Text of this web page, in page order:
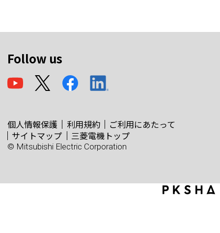
Follow us
個人情報保護 利用規約
ご利用にあたって
サイトマップ
三菱電機トップ
© Mitsubishi Electric Corporation